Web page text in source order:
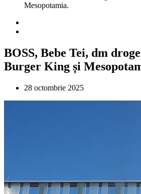
Mesopotamia.
BOSS, Bebe Tei, dm
Burger King și
28 octombrie 2025